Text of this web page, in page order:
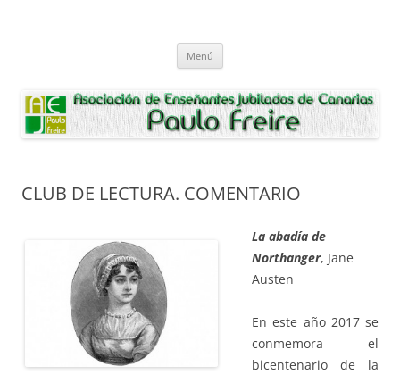
Paulo Freire
Menú
CLUB DE LECTURA. COMENTARIO
La abadía de
Northanger, Jane
Austen
En este año 2017 se
conmemora el
bicentenario de la